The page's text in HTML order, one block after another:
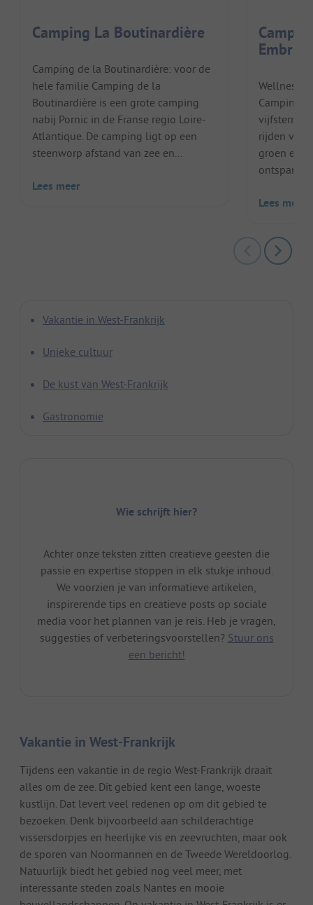
Camping La Boutinardière
Camping de la Boutinardière: voor de
hele familie Camping de la
Boutinardière is een grote camping
nabij Pornic in de Franse regio Loire-
Atlantique. De camping ligt op een
steenworp afstand van zee en...
Lees meer
Wellness
Camping
rijden
groen en
Lees meer
Vakantie in West-Frankrijk
Unieke cultuur
De kust van West-Frankrijk
Gastronomie
Wie schrijft hier?
Achter onze teksten zitten creatieve geesten die
passie en expertise stoppen in elk stukje inhoud.
We voorzien je van informatieve artikelen,
inspirerende tips en creatieve posts op sociale
media voor het plannen van je reis. Heb je vragen,
suggesties of verbeteringsvoorstellen? Stuur ons
een bericht!
Vakantie in West-Frankrijk
Tijdens een vakantie in de regio West-Frankrijk draait
alles om de zee. Dit gebied kent een lange, woeste
kustlijn. Dat levert veel redenen op om dit gebied te
bezoeken. Denk bijvoorbeeld aan schilderachtige
vissersdorpjes en heerlijke vis en zeevruchten, maar ook
de sporen van Noormannen en de Tweede Wereldoorlog.
Natuurlijk biedt het gebied nog veel meer, met
interessante steden zoals Nantes en mooie